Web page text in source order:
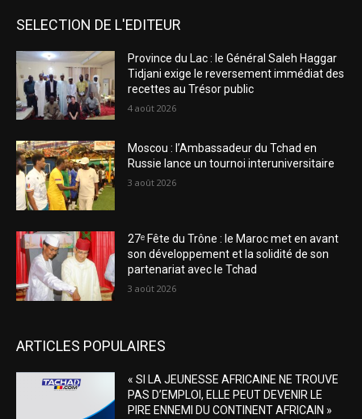
SELECTION DE L'EDITEUR
Province du Lac : le Général Saleh Haggar
Tidjani exige le reversement immédiat des
recettes au Trésor public
4 août 2026
Moscou : l’Ambassadeur du Tchad en
Russie lance un tournoi interuniversitaire
3 août 2026
27ᵉ Fête du Trône : le Maroc met en avant
son développement et la solidité de son
partenariat avec le Tchad
3 août 2026
ARTICLES POPULAIRES
« SI LA JEUNESSE AFRICAINE NE TROUVE
PAS D’EMPLOI, ELLE PEUT DEVENIR LE
PIRE ENNEMI DU CONTINENT AFRICAIN »